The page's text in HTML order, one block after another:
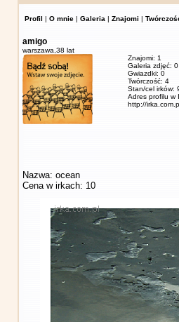
Profil | O mnie | Galeria | Znajomi |
amigo
warszawa, 38 lat
Znajomi: 1
Galeria zdjęć: 0
Gwiazdki: 0
Twórczość: 4
Stan/cel irków:
Adres profilu w
http://
Nazwa: ocean
Cena w irkach: 10